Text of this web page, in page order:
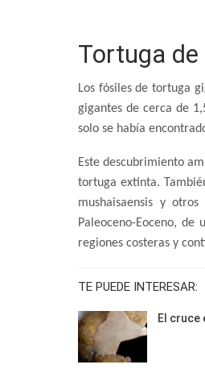
Tortuga
Los fósiles de tortuga
gigantes de cerca de
solo se había
Este descubrimiento
tortuga extinta.
mushaisaensis y
Paleoceno-Eoceno,
regiones costeras y
TE PUEDE INTERESAR:
El cruce